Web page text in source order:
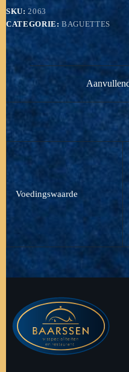
SKU:2063
CATEGORIE:BAGUETTES
Voedingswaarde